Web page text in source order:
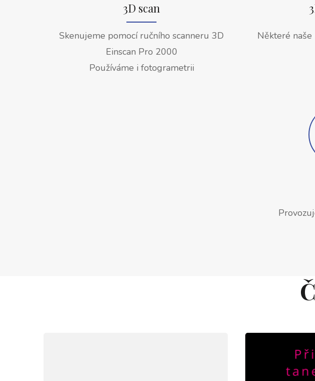
3D scan
Skenujeme pomocí ručního scanneru 3D
Einscan Pro 2000
Používáme i fotogrametrii
Některé